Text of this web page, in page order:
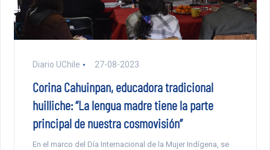
Diario UChile 27-08-2023
Corina Cahuinpan, educadora tradicional
huilliche: “La lengua madre tiene la parte
principal de nuestra cosmovisión”
En el marco del Día Internacional de la Mujer Indígena, se